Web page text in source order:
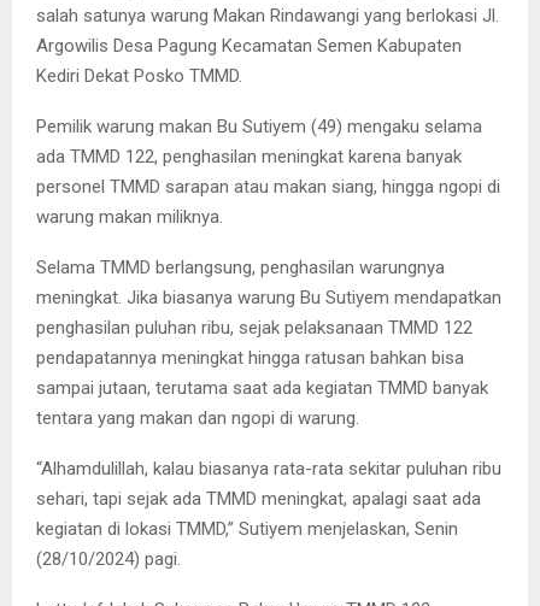
salah satunya warung Makan Rindawangi yang berlokasi Jl.
Argowilis Desa Pagung Kecamatan Semen Kabupaten
Kediri Dekat Posko TMMD.
Pemilik warung makan Bu Sutiyem (49) mengaku selama
ada TMMD 122, penghasilan meningkat karena banyak
personel TMMD sarapan atau makan siang, hingga ngopi di
warung makan miliknya.
Selama TMMD berlangsung, penghasilan warungnya
meningkat. Jika biasanya warung Bu Sutiyem mendapatkan
penghasilan puluhan ribu, sejak pelaksanaan TMMD 122
pendapatannya meningkat hingga ratusan bahkan bisa
sampai jutaan, terutama saat ada kegiatan TMMD banyak
tentara yang makan dan ngopi di warung.
“Alhamdulillah, kalau biasanya rata-rata sekitar puluhan ribu
sehari, tapi sejak ada TMMD meningkat, apalagi saat ada
kegiatan di lokasi TMMD,” Sutiyem menjelaskan, Senin
(28/10/2024) pagi.